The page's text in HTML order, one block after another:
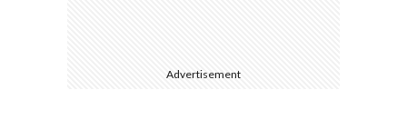
Advertisement